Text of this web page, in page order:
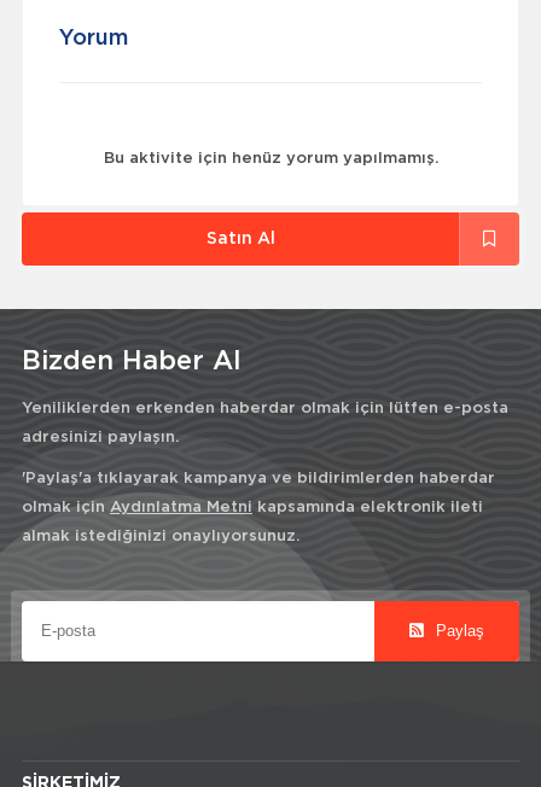
Yorum
Bu aktivite için henüz yorum yapılmamış.
Satın Al
Bizden Haber Al
Yeniliklerden erkenden haberdar olmak için lütfen e-posta
adresinizi paylaşın.
'Paylaş'a tıklayarak kampanya ve bildirimlerden haberdar
olmak için Aydınlatma Metni kapsamında elektronik ileti
almak istediğinizi onaylıyorsunuz.
Paylaş
ŞIRKETIMIZ